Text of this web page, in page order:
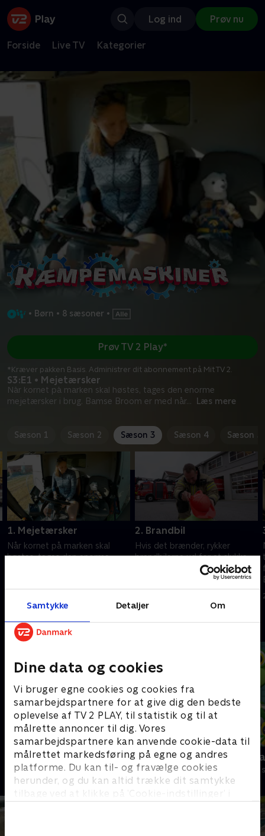
Samtykke Detaljer Om
Dine data og cookies
Vi bruger egne cookies og cookies fra
samarbejdspartnere for at give dig den bedste
oplevelse af TV 2 PLAY, til statistik og til at
målrette annoncer til dig. Vores
samarbejdspartnere kan anvende cookie-data til
målrettet markedsføring på egne og andres
platforme. Du kan til- og fravælge cookies
herunder, og du kan altid trække dit samtykke
tilbage ved at klikke på ’Cookie-indstillinger’ i
Log ind Prøv nu
Forside Live TV Kategorier
• Børn • 8 sæsoner •
S3:E1 • Mejetærsker
Når kornet på marken skal høstes, tages den enorme
mejetærsker i brug. Bamse Broom er med når... Læs mere
Prøv TV 2 Play*
*Kræver pakken Basis. Administrer dit abonnement på Mit TV 2.
Sæson 1 Sæson 2 Sæson 3 Sæson 4 Sæson 5
1. Mejetærsker
Når kornet på marken skal
høstes, tages den enorme
datter, Johanne, skal tærske de
mange ton korn.
2. Brandbil
Hvis det brænder, rykker
brandbilerne ud for at slukke
branden. Bamse Broom er
med brandkonstabel Gustav
på brandøvelse og en
spændende redning fra et
højhus.
Andre så også
Kæmpemaskiner - Slikfabrikken
Børneserier • 1 sæsoner
Geckos
Børneserier • 2